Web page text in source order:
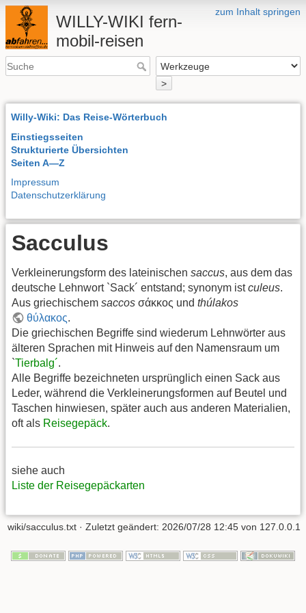
zum Inhalt springen
WILLY-WIKI fern-
mobil-reisen
>
Willy-Wiki: Das Reise-Wörterbuch
Einstiegsseiten
Strukturierte Übersichten
Seiten A—Z
Impressum
Datenschutzerklärung
Sacculus
Verkleinerungsform des lateinischen saccus, aus dem das
deutsche Lehnwort `Sack´ entstand; synonym istculeus.
Aus griechischem saccos σάκκος und thúlakos
θύλακος.
Die griechischen Begriffe sind wiederum Lehnwörter aus
älteren Sprachen mit Hinweis auf den Namensraum um
`Tierbalg´.
Alle Begriffe bezeichneten ursprünglich einen Sack aus
Leder, während die Verkleinerungsformen auf Beutel und
Taschen hinwiesen, später auch aus anderen Materialien,
oft als Reisegepäck.
siehe auch
Liste der Reisegepäckarten
wiki/sacculus.txt · Zuletzt geändert: 2026/07/28 12:45 von 127.0.0.1